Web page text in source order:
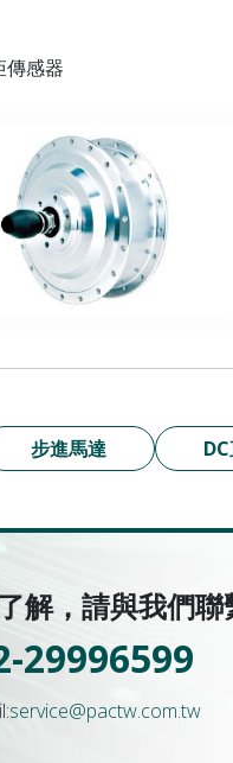
傳感器
步進馬達
解，請與我們聯
29996599
service@pactw.com.tw